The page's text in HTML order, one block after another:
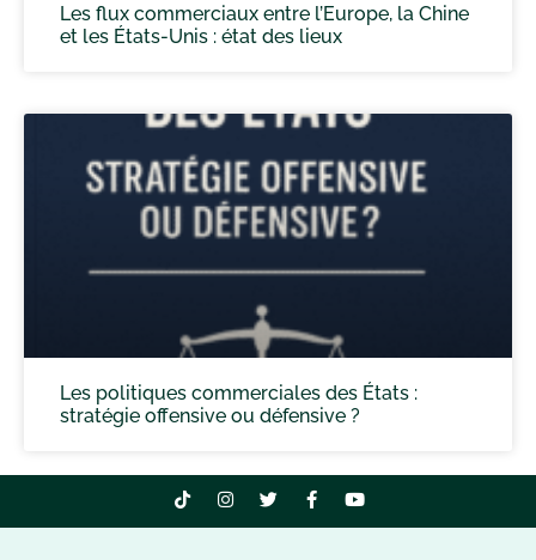
Les flux commerciaux entre l’Europe, la Chine
et les États-Unis : état des lieux
Les politiques commerciales des États :
stratégie offensive ou défensive ?